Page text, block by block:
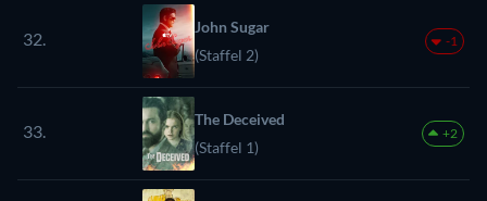
32.
John Sugar
(Staffel 2)
-1
33.
The Deceived
(Staffel 1)
+2